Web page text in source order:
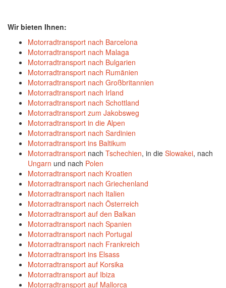
Wir bieten Ihnen:
Motorradtransport nach Barcelona
Motorradtransport nach Malaga
Motorradtransport nach Bulgarien
Motorradtransport nach Rumänien
Motorradtransport nach Großbritannien
Motorradtransport nach Irland
Motorradtransport nach Schottland
Motorradtransport zum Jakobsweg
Motorradtransport in die Alpen
Motorradtransport nach Sardinien
Motorradtransport ins Baltikum
Motorradtransport nach Tschechien, in die Slowakei, nach
Ungarn und nach Polen
Motorradtransport nach Kroatien
Motorradtransport nach Griechenland
Motorradtransport nach Italien
Motorradtransport nach Österreich
Motorradtransport auf den Balkan
Motorradtransport nach Spanien
Motorradtransport nach Portugal
Motorradtransport nach Frankreich
Motorradtransport ins Elsass
Motorradtransport auf Korsika
Motorradtransport auf Ibiza
Motorradtransport auf Mallorca